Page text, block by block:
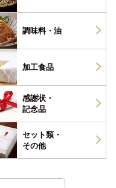
調味料・ 油
加工食品
感謝状・
記念品
セット類・
その他